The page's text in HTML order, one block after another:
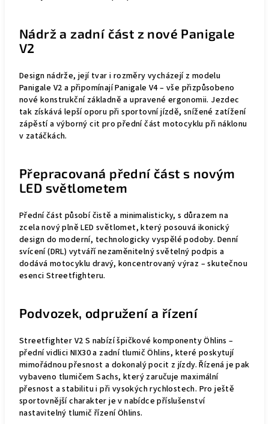
Nádrž a zadní část z nové Panigale
V2
Design nádrže, její tvar i rozměry vycházejí z modelu
Panigale V2 a připomínají Panigale V4 – vše přizpůsobeno
nové konstrukční základně a upravené ergonomii. Jezdec
tak získává lepší oporu při sportovní jízdě, snížené zatížení
zápěstí a výborný cit pro přední část motocyklu při náklonu
v zatáčkách.
Přepracovaná přední část s novým
LED světlometem
Přední část působí čistě a minimalisticky, s důrazem na
zcela nový plně LED světlomet, který posouvá ikonický
design do moderní, technologicky vyspělé podoby. Denní
svícení (DRL) vytváří nezaměnitelný světelný podpis a
dodává motocyklu dravý, koncentrovaný výraz – skutečnou
esenci Streetfighteru.
Podvozek, odpružení a řízení
Streetfighter V2 S nabízí špičkové komponenty Öhlins –
přední vidlici NIX30 a zadní tlumič Öhlins, které poskytují
mimořádnou přesnost a dokonalý pocit z jízdy. Řízená je pak
vybaveno tlumičem Sachs, který zaručuje maximální
přesnost a stabilitu i při vysokých rychlostech. Pro ještě
sportovnější charakter je v nabídce příslušenství
nastavitelný tlumič řízení Öhlins.